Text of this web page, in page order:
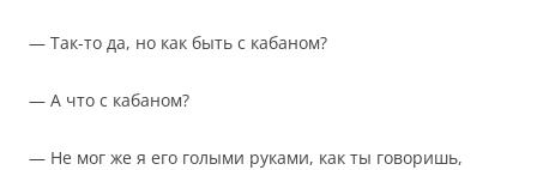
— Так-то да, но как быть с кабаном?
— А что с кабаном?
— Не мог же я его голыми руками, как ты говоришь,